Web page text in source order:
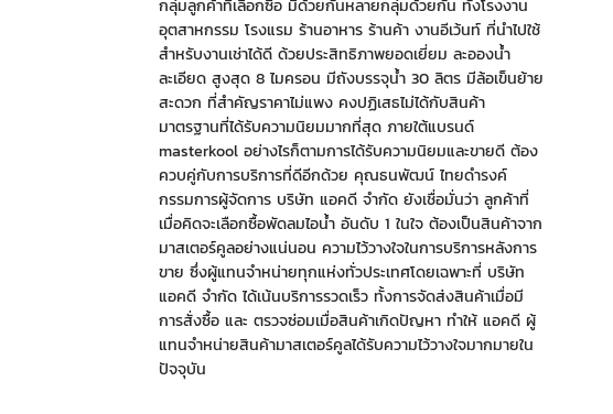
กลุ่มลูกค้าที่เลือกซื้อ มีด้วยกันหลายกลุ่มด้วยกัน ทั้งโรงงาน
อุตสาหกรรม โรงแรม ร้านอาหาร ร้านค้า งานอีเว้นท์ ที่นำไปใช้
สำหรับงานเช่าได้ดี ด้วยประสิทธิภาพยอดเยี่ยม ละอองน้ำ
ละเอียด สูงสุด 8 ไมครอน มีถังบรรจุน้ำ 30 ลิตร มีล้อเข็นย้าย
สะดวก ที่สำคัญราคาไม่แพง คงปฏิเสธไม่ได้กับสินค้า
มาตรฐานที่ได้รับความนิยมมากที่สุด ภายใต้แบรนด์
masterkool อย่างไรก็ตามการได้รับความนิยมและขายดี ต้อง
ควบคู่กับการบริการที่ดีอีกด้วย คุณธนพัฒน์ ไทยดำรงค์
กรรมการผู้จัดการ บริษัท แอคดี จำกัด ยังเชื่อมั่นว่า ลูกค้าที่
เมื่อคิดจะเลือกซื้อพัดลมไอน้ำ อันดับ 1 ในใจ ต้องเป็นสินค้าจาก
มาสเตอร์คูลอย่างแน่นอน ความไว้วางใจในการบริการหลังการ
ขาย ซึ่งผู้แทนจำหน่ายทุกแห่งทั่วประเทศโดยเฉพาะที่ บริษัท
แอคดี จำกัด ได้เน้นบริการรวดเร็ว ทั้งการจัดส่งสินค้าเมื่อมี
การสั่งซื้อ และ ตรวจซ่อมเมื่อสินค้าเกิดปัญหา ทำให้ แอคดี ผู้
แทนจำหน่ายสินค้ามาสเตอร์คูลได้รับความไว้วางใจมากมายใน
ปัจจุบัน